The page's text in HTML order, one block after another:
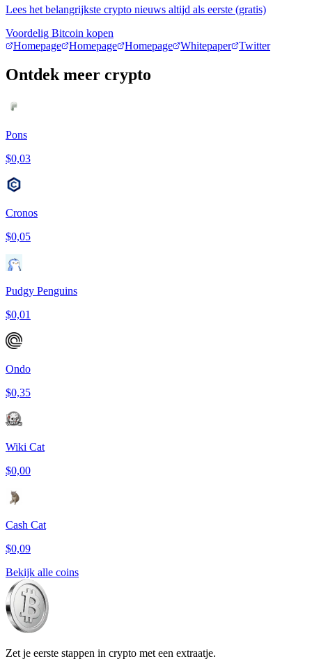
Lees het belangrijkste crypto nieuws altijd als eerste (gratis)
Voordelig Bitcoin kopen
Homepage
Homepage Homepage Whitepaper Twitter
Ontdek meer crypto
Pons
$0,03
Cronos
$0,05
Pudgy Penguins
$0,01
Ondo
$0,35
Wiki Cat
$0,00
Cash Cat
$0,09
Bekijk alle coins
Zet je eerste stappen in crypto met een extraatje.